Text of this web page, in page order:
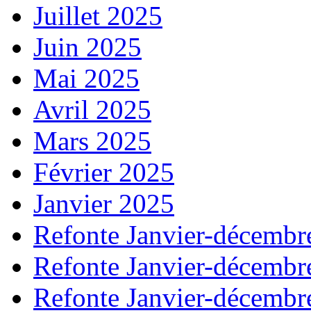
Juillet 2025
Juin 2025
Mai 2025
Avril 2025
Mars 2025
Février 2025
Janvier 2025
Refonte Janvier-
Refonte Janvier-
Refonte Janvier-